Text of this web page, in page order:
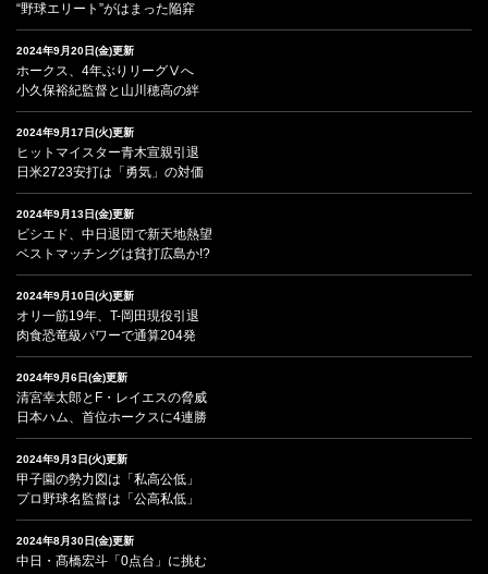
“野球エリート”がはまった陥穽
2024年9月20日(金)更新
ホークス、4年ぶりリーグⅤへ
小久保裕紀監督と山川穂高の絆
2024年9月17日(火)更新
ヒットマイスター青木宣親引退
日米2723安打は「勇気」の対価
2024年9月13日(金)更新
ビシエド、中日退団で新天地熱望
ベストマッチングは貧打広島か!?
2024年9月10日(火)更新
オリ一筋19年、T-岡田現役引退
肉食恐竜級パワーで通算204発
2024年9月6日(金)更新
清宮幸太郎とF・レイエスの脅威
日本ハム、首位ホークスに4連勝
2024年9月3日(火)更新
甲子園の勢力図は「私高公低」
プロ野球名監督は「公高私低」
2024年8月30日(金)更新
中日・髙橋宏斗「0点台」に挑む